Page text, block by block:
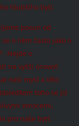
hlubšího bytí.
posun od
o něm často jako o
Nejde o
na vyšší úroveň
naši mysl a tělo
toho se již
emocemi,
pro naše bytí: